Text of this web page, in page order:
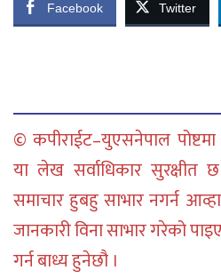
Facebook Twitter
© कपीराईट–युएसनेपाल पोष्टमा
या लेख सर्वाधिकार सुरक्षीत
समाचार हुबहु साभार नगर्न
जानकारी विना साभार गरेको
गर्न बाध्य हुनेछौ ।